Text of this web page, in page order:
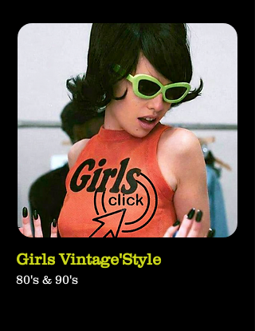
Girls Vintage'Style
80's & 90's